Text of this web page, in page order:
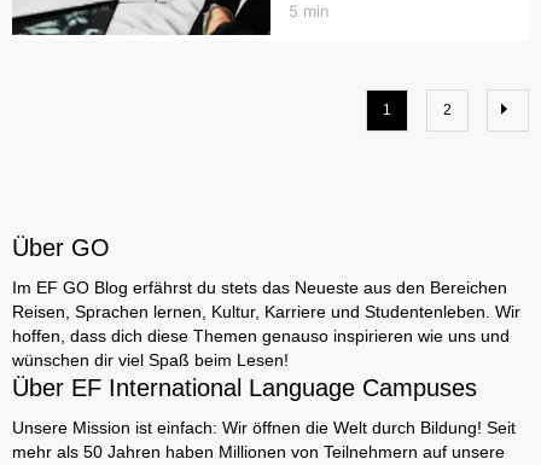
5 min
1 2
Über GO
Im EF GO Blog erfährst du stets das Neueste aus den Bereichen
Reisen, Sprachen lernen, Kultur, Karriere und Studentenleben. Wir
hoffen, dass dich diese Themen genauso inspirieren wie uns und
wünschen dir viel Spaß beim Lesen!
Über EF International Language Campuses
Unsere Mission ist einfach: Wir öffnen die Welt durch Bildung! Seit
mehr als 50 Jahren haben Millionen von Teilnehmern auf unsere